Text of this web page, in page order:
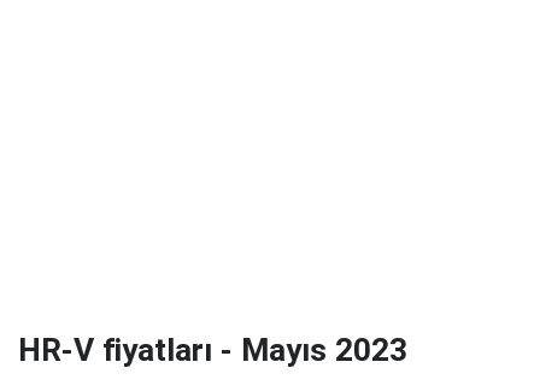
HR-V fiyatları - Mayıs 2023